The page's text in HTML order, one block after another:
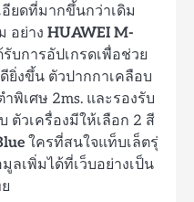
ยดที่มากขึ้นกว่าเดิม
อย่าง HUAWEI M-
บการอัปเกรดเพื่อช่วย
ยิ่งขึ้น ตัวปากกาเคลือบ
เศษ 2ms. และรองรับ
ตัวเครื่องมีให้เลือก 2 สี
ใครที่สนใจแท็บเล็ตรุ่
ลเพิ่มได้ที่เว็บอย่างเป็น